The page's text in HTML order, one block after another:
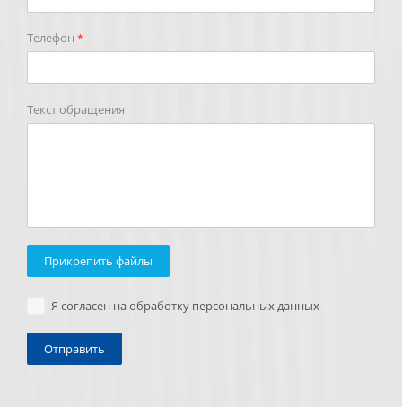
Телефон *
Текст обращения
Прикрепить файлы
Я согласен на обработку персональных данных